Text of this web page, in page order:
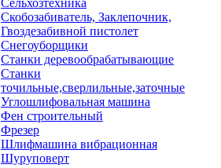
Сельхозтехника
Скобозабиватель, Заклепочник,
Гвоздезабивной пистолет
Снегоуборщики
Станки деревообрабатывающие
Станки
точильные,сверлильные,заточные
Углошлифовальная машина
Фен строительный
Фрезер
Шлифмашина вибрационная
Шуруповерт